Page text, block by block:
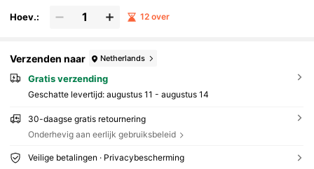
Hoev.: 12 over
Verzenden naar Netherlands
Gratis verzending
Geschatte levertijd: augustus 11 - augustus 14
30-daagse gratis retournering
Onderhevig aan eerlijk gebruiksbeleid
Veilige betalingen · Privacybescherming